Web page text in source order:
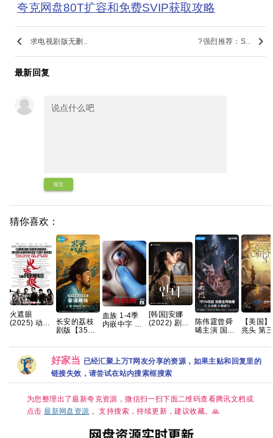
夸克网盘80T扩容和免费SVIP获取攻略
keyboard_arrow_left 求电视剧版无删.. ?强烈推荐：S.. keyboard_arrow_right
最新回复
提交
猜你喜欢：
火遮眼
(2025) 动作
Furious 夸克
长安的荔枝
剧版【35集
HDR】 【雷
佳音、岳云
鹏｜悬疑/传
奇】夸克
血族 1-4季
内嵌中字 高
[韩国]安娜
(2022) 剧情
翰 / 朴艺荣
又名: 第二个
安娜 / 두 번
째 안나 /
Anna 夸克
陈伟霆曾舜
晞主演 国剧
2 4K全集网
盘资源分享
【美国
兆头 第
/ 喜剧 /
又名: 好
最终季
好家当 已经汇聚上万T网友分享的资源，如果主贴和回复里的
链接失效，请尝试在站内搜索框搜索
为您整理出了最新夸克资源，微信扫一扫下面二维码查看腾讯文档或
点击最新网盘资源 。支持搜索，持续更新，建议收藏。🙏